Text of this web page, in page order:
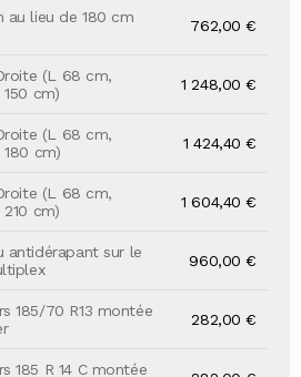
au lieu de 180 cm
762,00 €
(L 68 cm,
cm)
1 248,00 €
(L 68 cm,
cm)
1 424,40 €
(L 68 cm,
cm)
1 604,40 €
antidérapant sur le
960,00 €
185/70 R13 montée
282,00 €
185 R 14 C montée